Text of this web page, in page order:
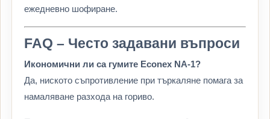
ежедневно шофиране.
FAQ – Често задавани въпроси
Икономични ли са гумите Econex NA-1?
Да, ниското съпротивление при търкаляне помага за
намаляване разхода на гориво.